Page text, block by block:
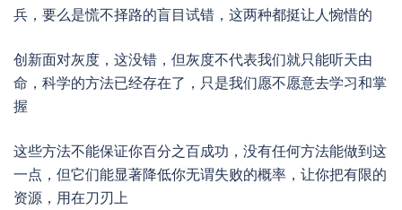
兵，要么是慌不择路的盲目试错，这两种都挺让人惋惜的
创新面对灰度，这没错，但灰度不代表我们就只能听天由
命，科学的方法已经存在了，只是我们愿不愿意去学习和掌
握
这些方法不能保证你百分之百成功，没有任何方法能做到这
一点，但它们能显著降低你无谓失败的概率，让你把有限的
资源，用在刀刃上